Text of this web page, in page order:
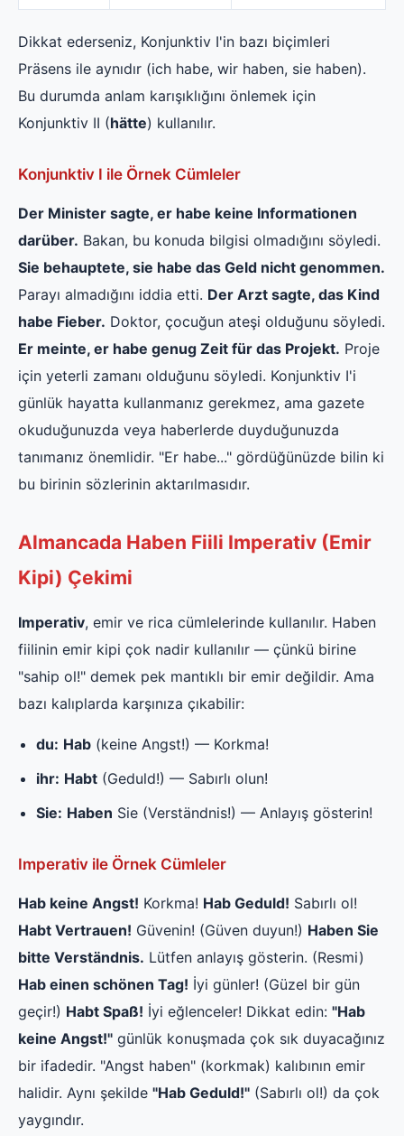
Dikkat ederseniz, Konjunktiv I'in bazı biçimleri
Präsens ile aynıdır (ich habe, wir haben, sie haben).
Bu durumda anlam karışıklığını önlemek için
Konjunktiv II (hätte) kullanılır.
Konjunktiv I ile Örnek Cümleler
Der Minister sagte, er habe keine Informationen
darüber. Bakan, bu konuda bilgisi olmadığını söyledi.
Sie behauptete, sie habe das Geld nicht genommen.
Parayı almadığını iddia etti. Der Arzt sagte, das Kind
habe Fieber. Doktor, çocuğun ateşi olduğunu söyledi.
Er meinte, er habe genug Zeit für das Projekt. Proje
için yeterli zamanı olduğunu söyledi. Konjunktiv I'i
günlük hayatta kullanmanız gerekmez, ama gazete
okuduğunuzda veya haberlerde duyduğunuzda
tanımanız önemlidir. "Er habe..." gördüğünüzde bilin ki
bu birinin sözlerinin aktarılmasıdır.
Almancada Haben Fiili Imperativ (Emir
Kipi) Çekimi
Imperativ, emir ve rica cümlelerinde kullanılır. Haben
fiilinin emir kipi çok nadir kullanılır — çünkü birine
"sahip ol!" demek pek mantıklı bir emir değildir. Ama
bazı kalıplarda karşınıza çıkabilir:
du: Hab (keine Angst!) — Korkma!
ihr: Habt (Geduld!) — Sabırlı olun!
Sie: Haben Sie (Verständnis!) — Anlayış gösterin!
Imperativ ile Örnek Cümleler
Hab keine Angst! Korkma! Hab Geduld! Sabırlı ol!
Habt Vertrauen! Güvenin! (Güven duyun!) Haben Sie
bitte Verständnis. Lütfen anlayış gösterin. (Resmi)
Hab einen schönen Tag! İyi günler! (Güzel bir gün
geçir!) Habt Spaß! İyi eğlenceler! Dikkat edin: "Hab
keine Angst!" günlük konuşmada çok sık duyacağınız
bir ifadedir. "Angst haben" (korkmak) kalıbının emir
halidir. Aynı şekilde "Hab Geduld!" (Sabırlı ol!) da çok
yaygındır.